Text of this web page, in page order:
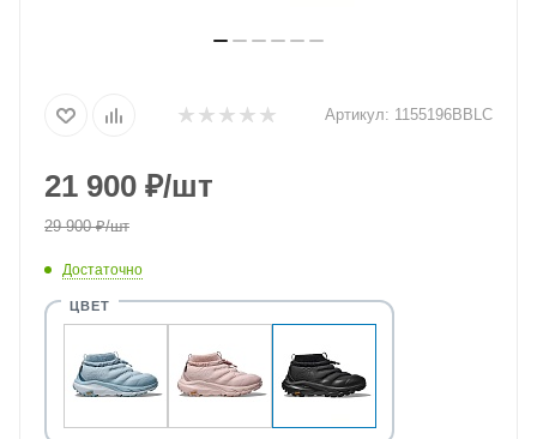
Артикул: 1155196BBLC
21 900 ₽/шт
29 900₽/шт
Достаточно